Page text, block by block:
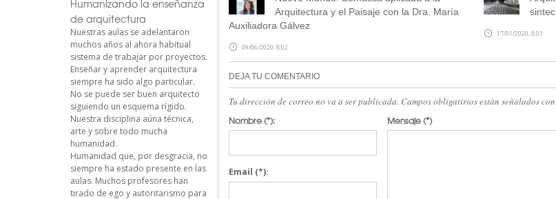
Arquitectura y el Paisaje con la Dra. María
Auxiliadora Gálvez
09/06/2020, 8:02
17/01/2020, 8:01
DEJA TU COMENTARIO
Tu dirección de correo no va a ser publicada. Campos obligatirios están señalados con
Mensaje(*)
Nombre(*):
Email (*):
Humanizando la enseñanza
de arquitectura
Nuestras aulas se adelantaron
muchos años al ahora habitual
sistema de trabajar por proyectos.
Enseñar y aprender arquitectura
siempre ha sido algo particular.
No se puede ser buen arquitecto
siguiendo un esquema rígido.
Nuestra disciplina aúna técnica,
arte y sobre todo mucha
humanidad.
Humanidad que, por desgracia, no
siempre ha estado presente en las
aulas. Muchos profesores han
tirado de ego y autoritarismo para